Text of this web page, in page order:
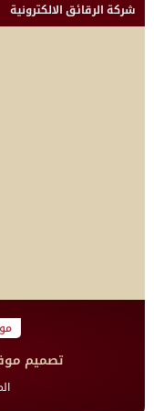
شركة الرقائق الالكترونية
تصميم